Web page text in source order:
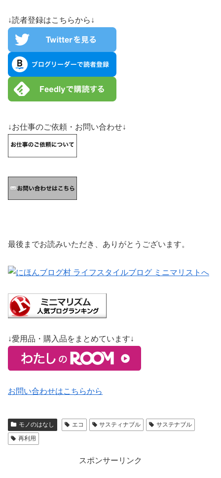
↓読者登録はこちらから↓
↓お仕事のご依頼・お問い合わせ↓
最後までお読みいただき、ありがとうございます。
↓愛用品・購入品をまとめています↓
お問い合わせはこちらから
モノのはなし エコ サスティナブル
サステナブル
再利用
スポンサーリンク